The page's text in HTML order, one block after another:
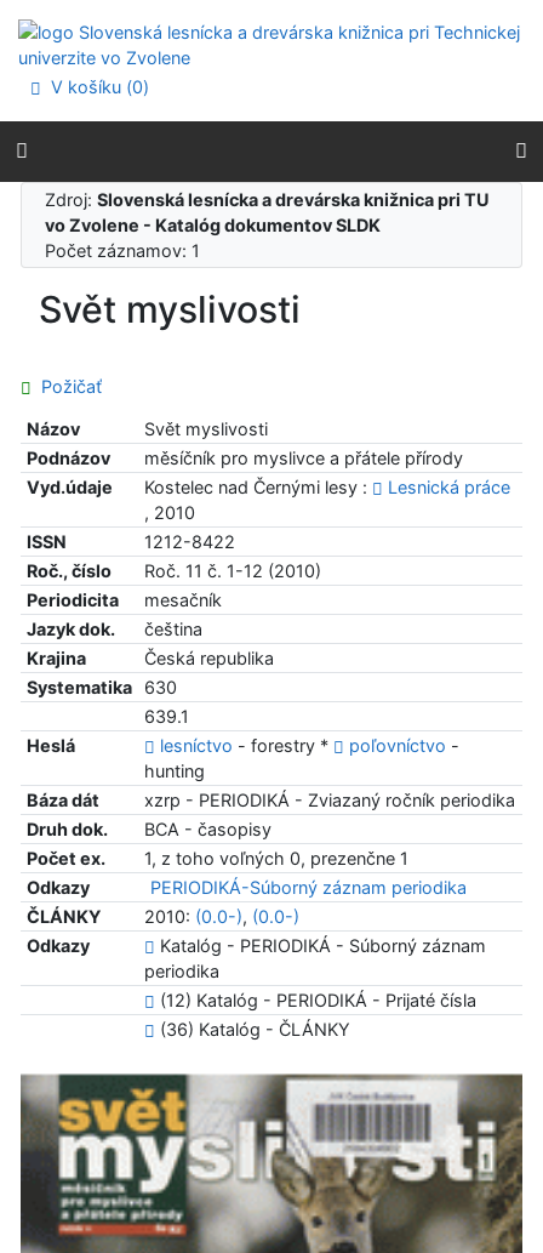
Prejsť na menu
Prehlásenie o webovej prístupnosti
V košíku (0)
Zdroj:Slovenská lesnícka a drevárska knižnica pri TU
vo Zvolene - Katalóg dokumentov SLDK
Počet záznamov: 1
Svět myslivosti
Požičať
Názov
Svět myslivosti
Podnázov
měsíčník pro myslivce a přátele přírody
Vyd.údaje
Kostelec nad Černými lesy :
Lesnická práce
, 2010
ISSN
1212-8422
Roč., číslo
Roč. 11 č. 1-12 (2010)
Periodicita
mesačník
Jazyk dok.
čeština
Krajina
Česká republika
Systematika
630
639.1
Heslá
lesníctvo - forestry * poľovníctvo -
hunting
Báza dát
xzrp - PERIODIKÁ - Zviazaný ročník periodika
Druh dok.
BCA - časopisy
Počet ex.
1, z toho voľných 0, prezenčne 1
Odkazy
PERIODIKÁ-Súborný záznam periodika
ČLÁNKY
2010: (0.0-), (0.0-)
Odkazy
Katalóg - PERIODIKÁ - Súborný záznam
periodika
(12) Katalóg - PERIODIKÁ - Prijaté čísla
(36) Katalóg - ČLÁNKY